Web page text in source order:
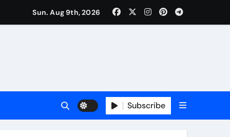
560 क्विंटल बरसाती आलू बीज, 1,571 किसान होंगे लाभान्वित
Sun. Aug 9th, 2026
Subscribe